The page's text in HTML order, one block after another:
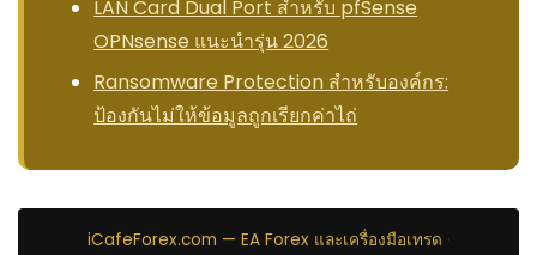
LAN Card Dual Port สำหรับ pfSense
OPNsense แนะนำรุ่น 2026
Ransomware Protection สำหรับองค์กร:
ป้องกันไม่ให้ข้อมูลถูกเรียกค่าไถ่
iCafeForex.com — EA Forex และเครื่องมือเทรด ·